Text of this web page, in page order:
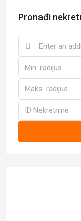
Pronađi